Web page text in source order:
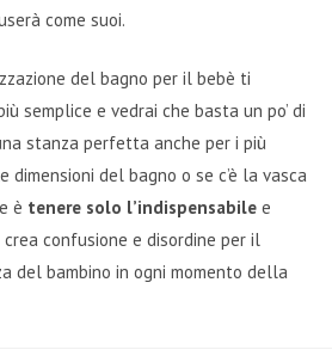
come suoi.
del bagno per il bebè ti
semplice e vedrai che basta un po’ di
stanza perfetta anche per i più
dimensioni del bagno o se c’è la vasca
è tenere solo l’indispensabile e
confusione e disordine per il
del bambino in ogni momento della